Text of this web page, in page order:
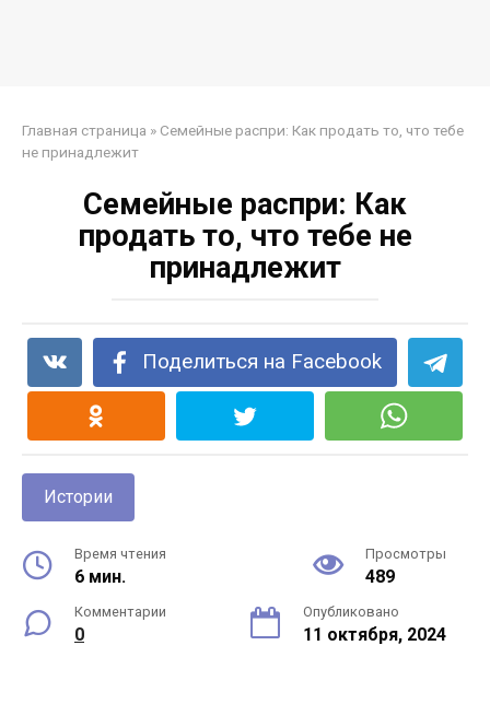
Главная страница » Семейные распри: Как продать то, что тебе
не принадлежит
Семейные распри: Как
продать то, что тебе не
принадлежит
Поделиться на Facebook
Истории
Время чтения
6 мин.
Просмотры
489
Комментарии
0
Опубликовано
11 октября, 2024